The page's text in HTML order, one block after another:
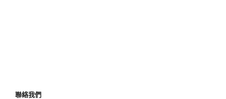
聯絡我們